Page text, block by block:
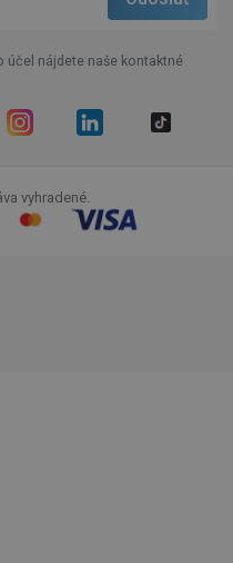
nájdete naše kontaktné
vyhradené.